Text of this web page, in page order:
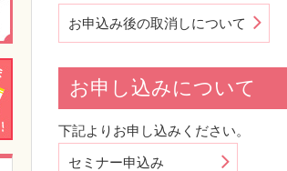
お申込み後の取消しについて
お申し込みについて
下記よりお申し込みください。
セミナー申込み